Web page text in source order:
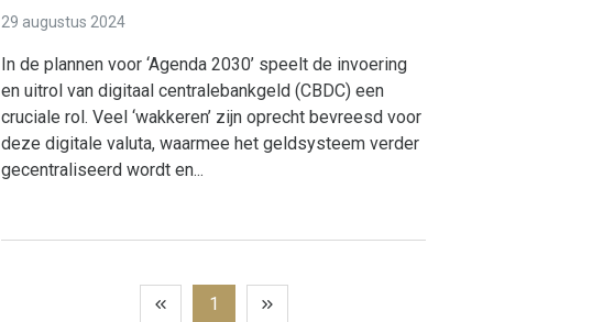
29 augustus 2024
In de plannen voor ‘Agenda 2030’ speelt de invoering
en uitrol van digitaal centralebankgeld (CBDC) een
cruciale rol. Veel ‘wakkeren’ zijn oprecht bevreesd voor
deze digitale valuta, waarmee het geldsysteem verder
gecentraliseerd wordt en...
1